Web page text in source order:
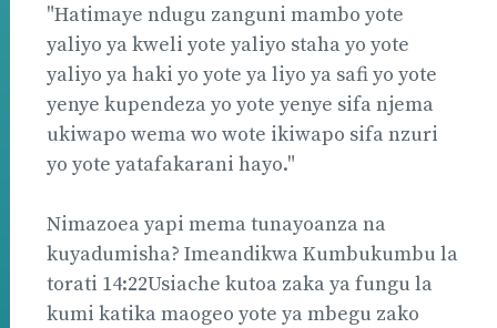
"Hatimaye ndugu zanguni mambo yote
yaliyo ya kweli yote yaliyo staha yo yote
yaliyo ya haki yo yote ya liyo ya safi yo yote
yenye kupendeza yo yote yenye sifa njema
ukiwapo wema wo wote ikiwapo sifa nzuri
yo yote yatafakarani hayo."
Nimazoea yapi mema tunayoanza na
kuyadumisha? Imeandikwa Kumbukumbu la
torati 14:22Usiache kutoa zaka ya fungu la
kumi katika maogeo yote ya mbegu zako